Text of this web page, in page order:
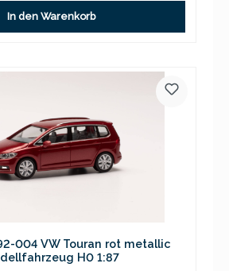
In den Warenkorb
004 VW Touran rot metallic
H0 1:87